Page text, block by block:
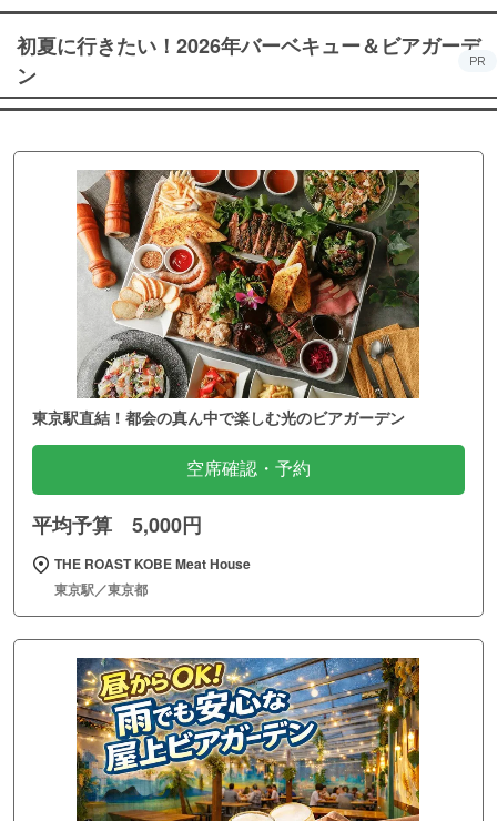
初夏に行きたい！2026年バーベキュー＆ビアガーデ
ン
PR
東京駅直結！都会の真ん中で楽しむ光のビアガーデン
空席確認・予約
平均予算 5,000円
THE ROAST KOBE Meat House
東京駅／東京都